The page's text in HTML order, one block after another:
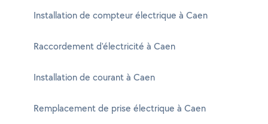
Installation de compteur électrique à Caen
Raccordement d'électricité à Caen
Installation de courant à Caen
Remplacement de prise électrique à Caen